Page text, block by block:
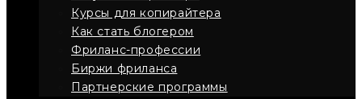
Курсы для копирайтера
Как стать блогером
Фриланс-профессии
Биржи фриланса
Партнерские программы